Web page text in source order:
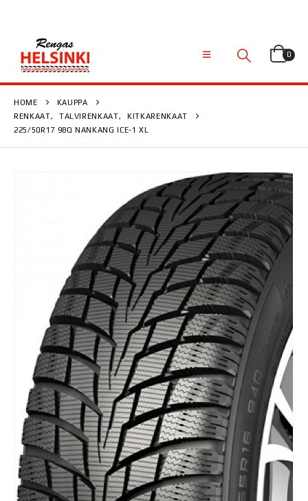
0
HOME
KAUPPA
RENKAAT, TALVIRENKAAT,
KITKARENKAAT
225/50R17 98Q NANKANG ICE-1 XL